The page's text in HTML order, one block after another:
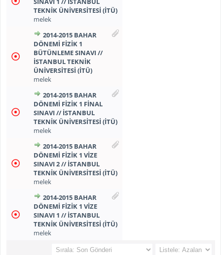
TEKNİK ÜNİVERSİTESİ (İTÜ)
melek
2014-2015 BAHAR
DÖNEMİ FİZİK 1
BÜTÜNLEME SINAVI //
İSTANBUL TEKNİK
ÜNİVERSİTESİ (İTÜ)
melek
2014-2015 BAHAR
DÖNEMİ FİZİK 1 FİNAL
SINAVI // İSTANBUL
TEKNİK ÜNİVERSİTESİ (İTÜ)
melek
2014-2015 BAHAR
DÖNEMİ FİZİK 1 VİZE
SINAVI 2 // İSTANBUL
TEKNİK ÜNİVERSİTESİ (İTÜ)
melek
2014-2015 BAHAR
DÖNEMİ FİZİK 1 VİZE
SINAVI 1 // İSTANBUL
TEKNİK ÜNİVERSİTESİ (İTÜ)
melek